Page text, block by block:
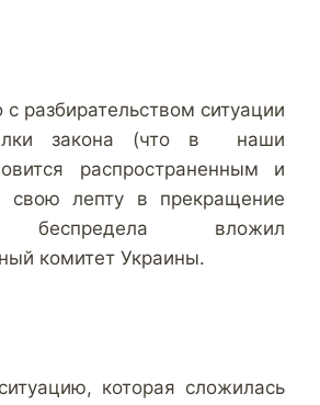
разбирательством ситуации
закона (что в наши
распространенным и
свою лепту в прекращение
беспредела вложил
комитет Украины.
которая сложилась